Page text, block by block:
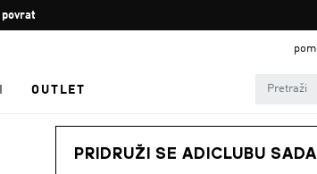
% popusta
OUTLET
PRIDRUŽI SE ADICLUBU SADA